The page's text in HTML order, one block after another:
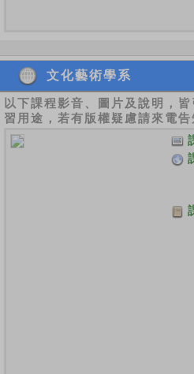
文化藝術學系
以下課程影音、圖片及說明，
習用途，若有版權疑慮請來電